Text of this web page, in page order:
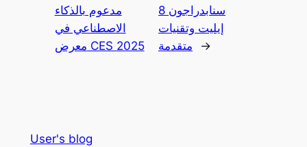
مدعوم بالذكاء
الاصطناعي في
معرض CES 2025
سنابدراجون 8
إيليت وتقنيات
متقدمة
→
User's blog